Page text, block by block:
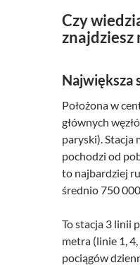
Czy
znajdziesz
Największa
Położona w
głównych
paryski). Stacja
pochodzi od
to najbardziej
średnio 750
To stacja 3 linii
metra (linie 1,
pociągów